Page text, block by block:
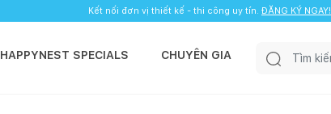
Kết nối đơn vị thiết kế - thi công uy tín. ĐĂNG KÝ NGAY!
HAPPYNEST SPECIALS CHUYÊN GIA